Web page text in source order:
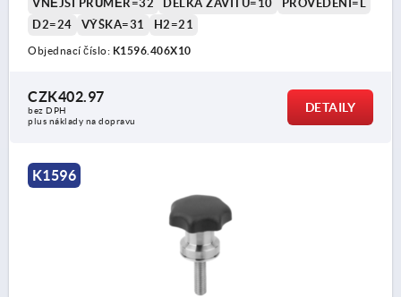
VNĚJŠÍ PRŮMĚR=32 DÉLKA ZÁVITU=10
PROVEDENÍ=L
D2=24
VÝŠKA=31 H2=21
Objednací číslo: K1596.406X10
CZK402.97
bez DPH
plus náklady na dopravu
DETAILY
K1596